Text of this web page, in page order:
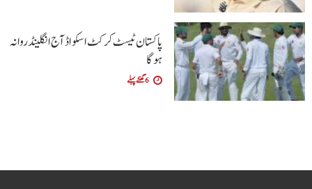
پاکستان ٹیسٹ کرکٹ اسکواڈ آج انگلینڈ روانہ
ہوگا
6 گھنٹے پہلے